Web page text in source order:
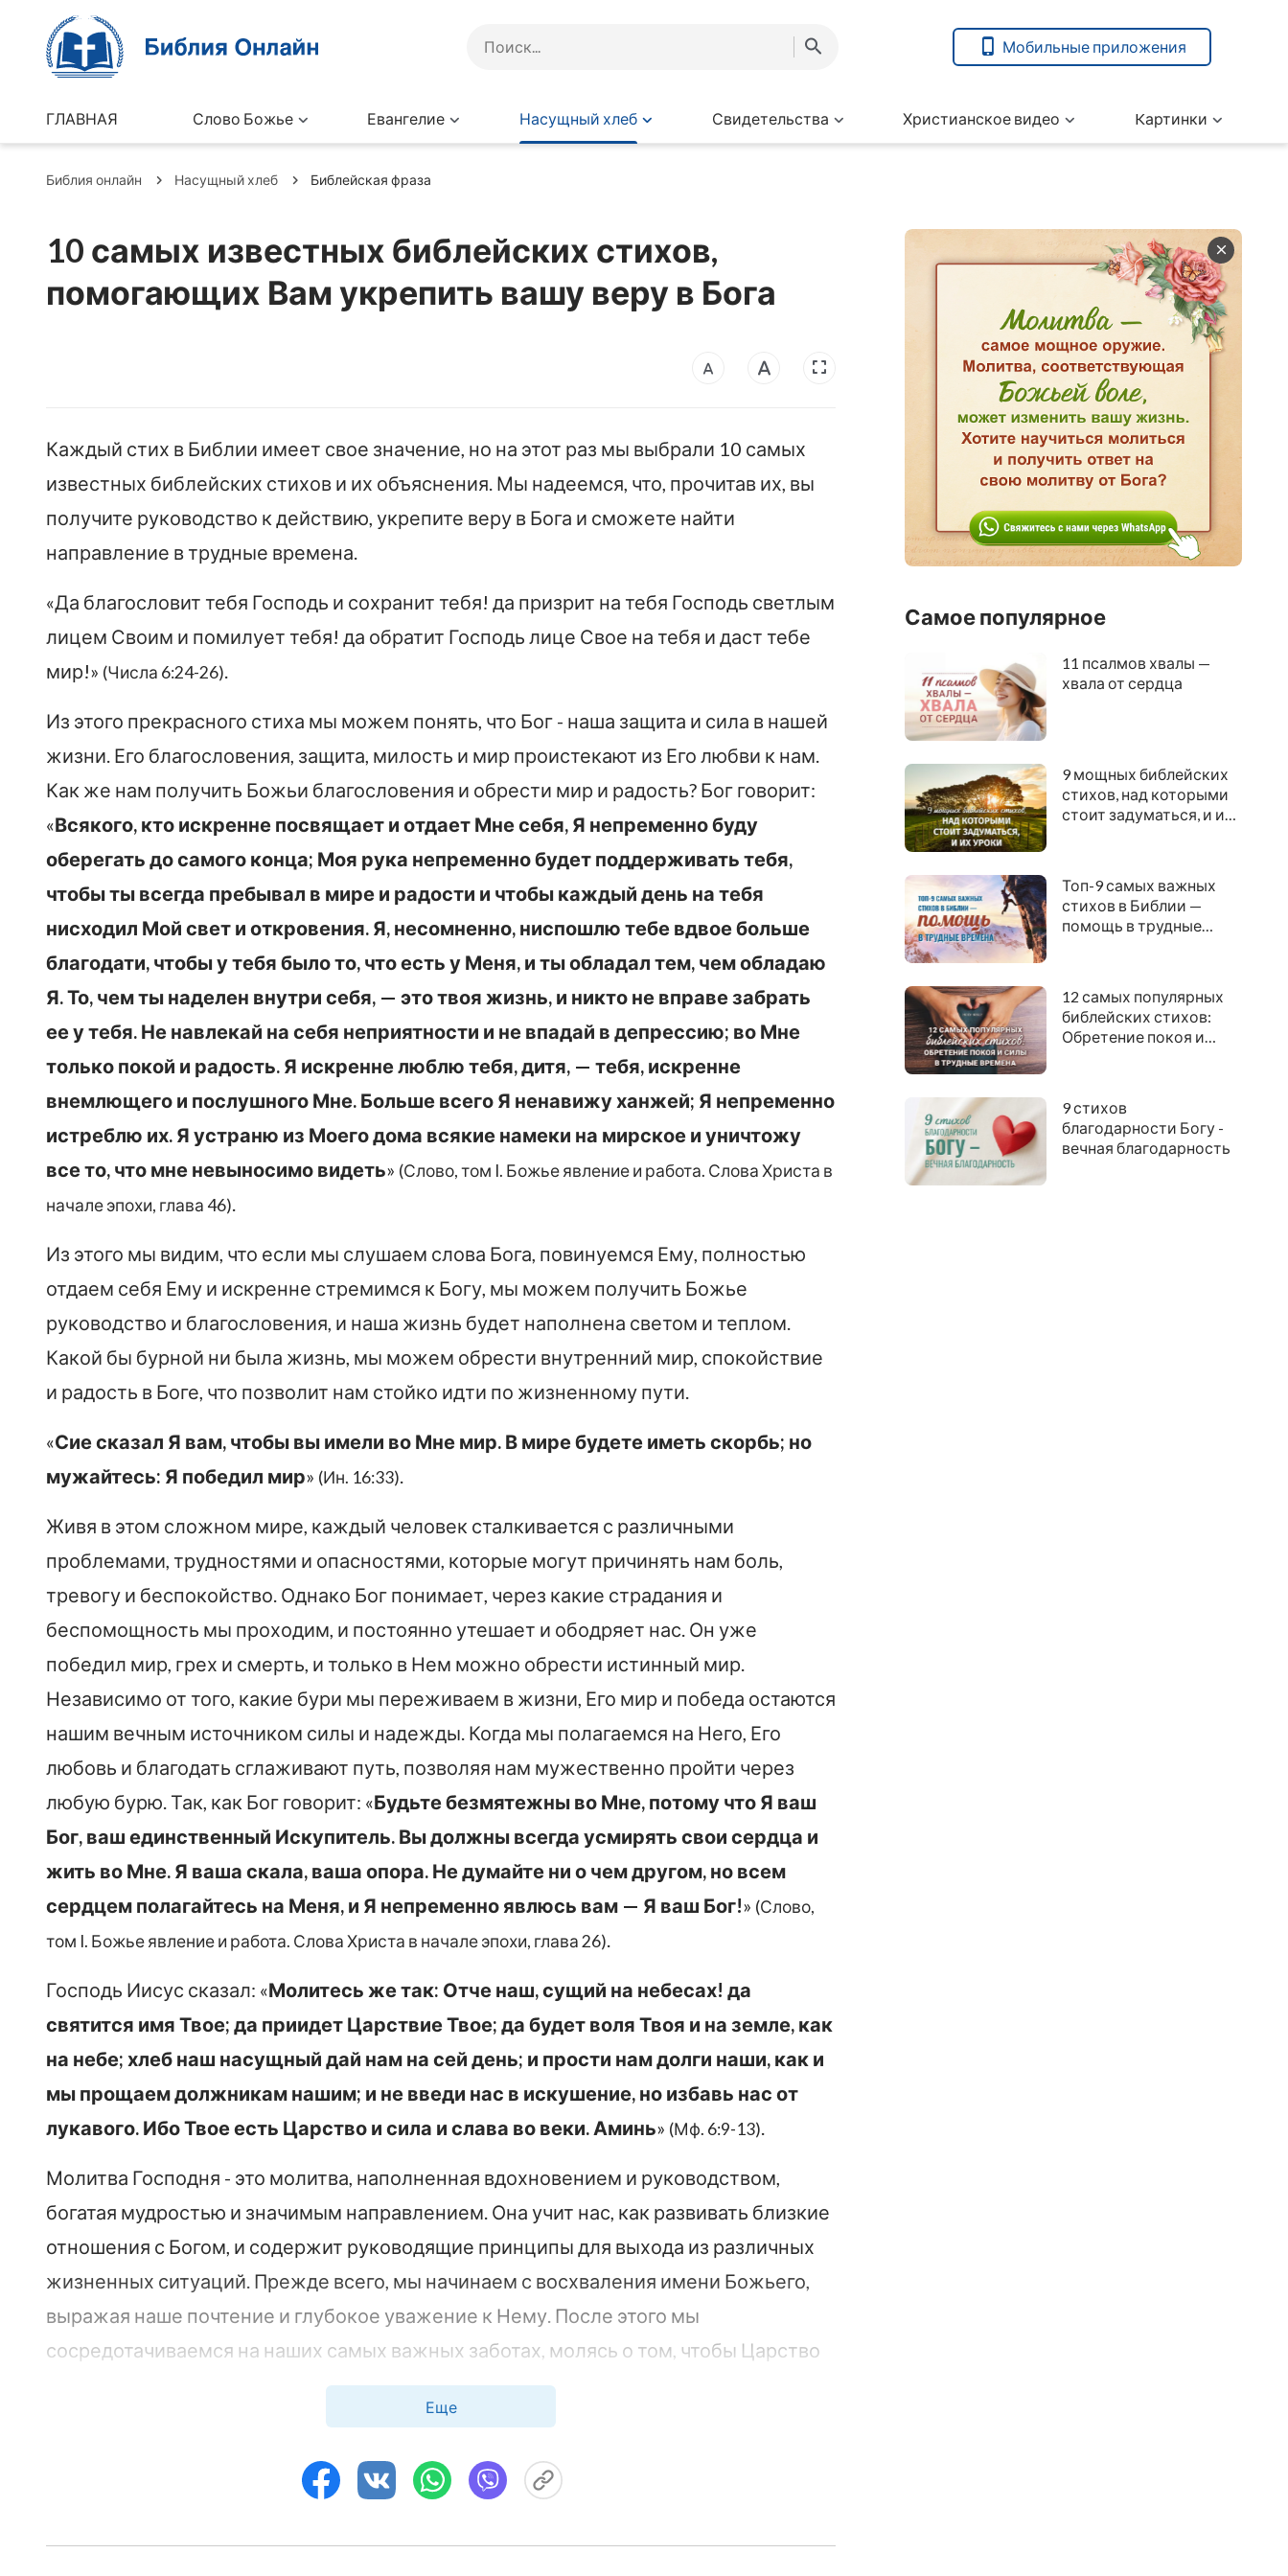
Мобильные приложения
ГЛАВНАЯ Слово Божье Евангелие Насущный хлеб Свидетельства Христианское видео Kартинки
Библия онлайн Насущный хлеб Библейская фраза
10 самых известных библейских стихов,
помогающих Вам укрепить вашу веру в Бога
Каждый стих в Библии имеет свое значение, но на этот раз мы выбрали 10 самых
известных библейских стихов и их объяснения. Мы надеемся, что, прочитав их, вы
получите руководство к действию, укрепите веру в Бога и сможете найти
направление в трудные времена.
«Да благословит тебя Господь и сохранит тебя! да призрит на тебя Господь светлым
лицем Своим и помилует тебя! да обратит Господь лице Свое на тебя и даст тебе
мир!» (Числа 6:24-26).
Из этого прекрасного стиха мы можем понять, что Бог - наша защита и сила в нашей
жизни. Его благословения, защита, милость и мир проистекают из Его любви к нам.
Как же нам получить Божьи благословения и обрести мир и радость? Бог говорит:
«Всякого, кто искренне посвящает и отдает Мне себя, Я непременно буду
оберегать до самого конца; Моя рука непременно будет поддерживать тебя,
чтобы ты всегда пребывал в мире и радости и чтобы каждый день на тебя
нисходил Мой свет и откровения. Я, несомненно, ниспошлю тебе вдвое больше
благодати, чтобы у тебя было то, что есть у Меня, и ты обладал тем, чем обладаю
Я. То, чем ты наделен внутри себя, — это твоя жизнь, и никто не вправе забрать
ее у тебя. Не навлекай на себя неприятности и не впадай в депрессию; во Мне
только покой и радость. Я искренне люблю тебя, дитя, — тебя, искренне
внемлющего и послушного Мне. Больше всего Я ненавижу ханжей; Я непременно
истреблю их. Я устраню из Моего дома всякие намеки на мирское и уничтожу
все то, что мне невыносимо видеть» (Слово, том I. Божье явление и работа. Слова Христа в
начале эпохи, глава 46).
Из этого мы видим, что если мы слушаем слова Бога, повинуемся Ему, полностью
отдаем себя Ему и искренне стремимся к Богу, мы можем получить Божье
руководство и благословения, и наша жизнь будет наполнена светом и теплом.
Какой бы бурной ни была жизнь, мы можем обрести внутренний мир, спокойствие
и радость в Боге, что позволит нам стойко идти по жизненному пути.
«Сие сказал Я вам, чтобы вы имели во Мне мир. В мире будете иметь скорбь; но
мужайтесь: Я победил мир» (Ин. 16:33).
Живя в этом сложном мире, каждый человек сталкивается с различными
проблемами, трудностями и опасностями, которые могут причинять нам боль,
тревогу и беспокойство. Однако Бог понимает, через какие страдания и
беспомощность мы проходим, и постоянно утешает и ободряет нас. Он уже
победил мир, грех и смерть, и только в Нем можно обрести истинный мир.
Независимо от того, какие бури мы переживаем в жизни, Его мир и победа остаются
нашим вечным источником силы и надежды. Когда мы полагаемся на Него, Его
любовь и благодать сглаживают путь, позволяя нам мужественно пройти через
любую бурю. Так, как Бог говорит: «Будьте безмятежны во Мне, потому что Я ваш
Бог, ваш единственный Искупитель. Вы должны всегда усмирять свои сердца и
жить во Мне. Я ваша скала, ваша опора. Не думайте ни о чем другом, но всем
сердцем полагайтесь на Меня, и Я непременно явлюсь вам — Я ваш Бог!» (Слово,
том I. Божье явление и работа. Слова Христа в начале эпохи, глава 26).
Господь Иисус сказал: «Молитесь же так: Отче наш, сущий на небесах! да
святится имя Твое; да приидет Царствие Твое; да будет воля Твоя и на земле, как
на небе; хлеб наш насущный дай нам на сей день; и прости нам долги наши, как и
мы прощаем должникам нашим; и не введи нас в искушение, но избавь нас от
лукавого. Ибо Твое есть Царство и сила и слава во веки. Аминь» (Мф. 6:9-13).
Молитва Господня - это молитва, наполненная вдохновением и руководством,
богатая мудростью и значимым направлением. Она учит нас, как развивать близкие
отношения с Богом, и содержит руководящие принципы для выхода из различных
жизненных ситуаций. Прежде всего, мы начинаем с восхваления имени Божьего,
выражая наше почтение и глубокое уважение к Нему. После этого мы
сосредотачиваемся на наших самых важных заботах, молясь о том, чтобы Царство
Божье снизошло на землю, что является величайшим стремлением для нас,
верующих. Руководство Господа еще больше побуждает нас просить Божьего
каждого человека может испытывать голод и быть связанным, мы нуждаемся в
Еще
Самое популярное
11 псалмов хвалы —
хвала от сердца
9 мощных библейских
стихов, над которыми
стоит задуматься, и их
Топ-9 самых важных
стихов в Библии —
помощь в трудные
12 самых популярных
библейских стихов:
Обретение покоя и
9 стихов
благодарности Богу -
вечная благодарность